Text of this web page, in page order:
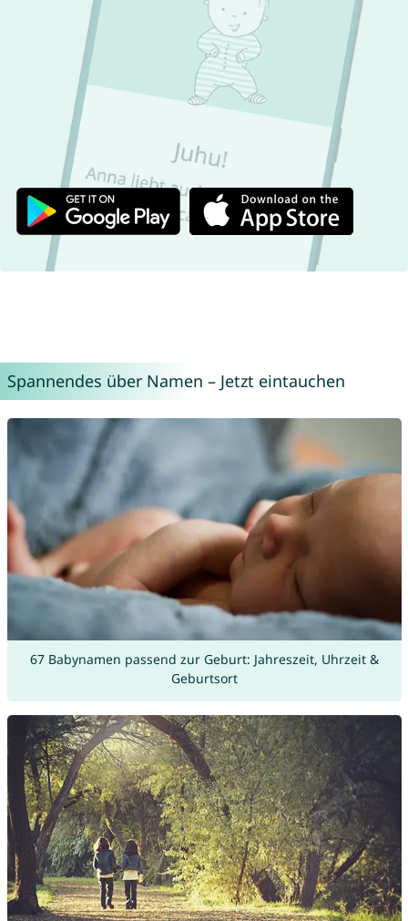
Spannendes über Namen – Jetzt eintauchen
67 Babynamen passend zur Geburt: Jahreszeit, Uhrzeit &
Geburtsort